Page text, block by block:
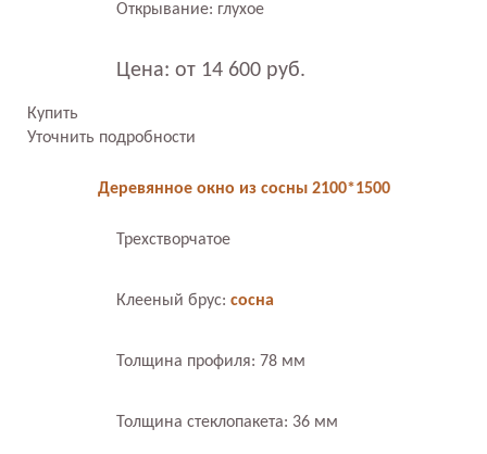
Открывание: глухое
Цена: от 14 600 руб.
Купить
Уточнить подробности
Деревянное окно из сосны 2100*1500
Трехстворчатое
Клееный брус: сосна
Толщина профиля: 78 мм
Толщина стеклопакета: 36 мм